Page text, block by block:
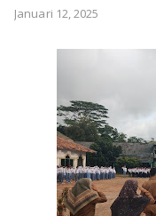
DAERAH
BANDAR LAMPUNG
LAMPUNG TENGAH
LAMPUNG UTARA
PENDIDIKAN
WISATA
OLAHRAGA
ADVETORIAL
Januari 12, 2025